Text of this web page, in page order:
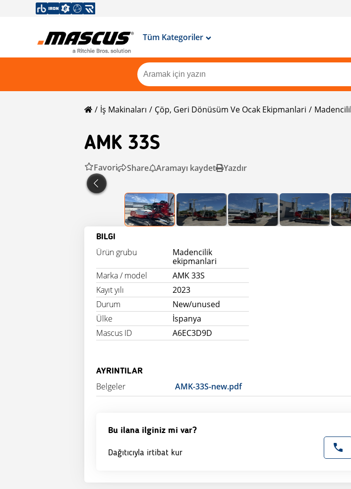
Tüm Kategoriler
İş Makinaları Çöp, Geri Dönüsüm Ve Ocak Ekipmanlari
AMK 33S
Favori Share Aramayı kaydet Yazdır
BILGI
Ürün grubu
Madencilik
ekipmanlari
Marka / model
AMK 33S
Kayıt yılı
2023
Durum
New/unused
Ülke
İspanya
Mascus ID
A6EC3D9D
AYRINTILAR
Belgeler AMK-33S-new.pdf
Bu ilana ilginiz mi var?
Dağıtıcıyla irtibat kur